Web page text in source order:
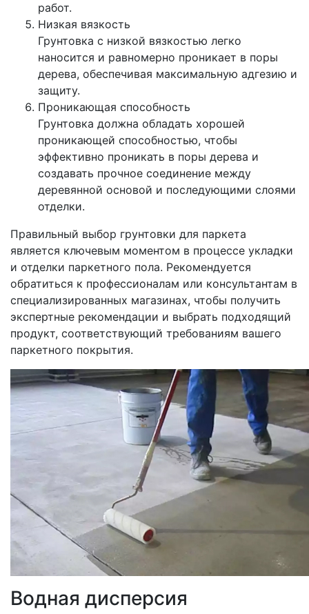
работ.
Низкая вязкость
Грунтовка с низкой вязкостью легко
наносится и равномерно проникает в поры
дерева, обеспечивая максимальную адгезию и
защиту.
Проникающая способность
Грунтовка должна обладать хорошей
проникающей способностью, чтобы
эффективно проникать в поры дерева и
создавать прочное соединение между
деревянной основой и последующими слоями
отделки.
Правильный выбор грунтовки для паркета
является ключевым моментом в процессе укладки
и отделки паркетного пола. Рекомендуется
обратиться к профессионалам или консультантам в
специализированных магазинах, чтобы получить
экспертные рекомендации и выбрать подходящий
продукт, соответствующий требованиям вашего
паркетного покрытия.
Водная дисперсия